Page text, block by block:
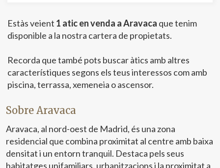
Estàs veient 1 atic en venda a Aravaca que tenim
disponible a la nostra cartera de propietats.
Recorda que també pots buscar àtics amb altres
característiques segons els teus interessos com amb
piscina, terrassa, xemeneia o ascensor.
Sobre Aravaca
Aravaca, al nord-oest de Madrid, és una zona
residencial que combina proximitat al centre amb baixa
densitat i un entorn tranquil. Destaca pels seus
habitatges unifamiliars, urbanitzacions i la proximitat a
hàbits de navegació al lloc web i mostrar publicitat
relacionada amb el perfil de navegació de l'usuari.